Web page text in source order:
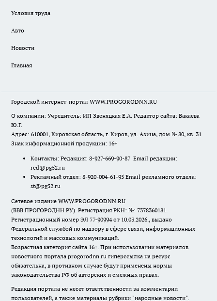
Условия труда
Авто
Новости
Главная
Городской интернет-портал WWW.PROGORODNN.RU
О компании: Учредитель: ИП Звеняцкая Е.А. Редактор сайта: Бакаева
Ю.Г.
Адрес: 610001, Кировская область, г. Киров, ул. Азина, дом № 80, кв. 31
Знак информационной продукции: 16+
Контакты: Редакция: 8-927-669-90-87 Email редакции:
red@pg52.ru
Рекламный отдел: 8-920-004-61-95 Email рекламного отдела:
st@pg52.ru
Сетевое издание WWW.PROGORODNN.RU
(ВВВ.ПРОГОРОДНН.РУ). Регистрация РКН: №: 7378360181.
Регистрационный номер ЭЛ 77-90994 от 10.03.2026., выдано
Федеральной службой по надзору в сфере связи, информационных
технологий и массовых коммуникаций.
Возрастная категория сайта 16+. При использовании материалов
новостного портала progorodnn.ru гиперссылка на ресурс
обязательна, в противном случае будут применены нормы
законодательства РФ об авторских и смежных правах.
Редакция портала не несет ответственности за комментарии
пользователей, а также материалы рубрики "народные новости".